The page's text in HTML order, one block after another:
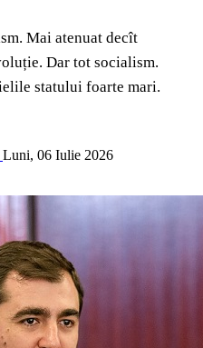
Mai atenuat decît
Dar tot socialism.
statului foarte mari.
Luni, 06 Iulie 2026